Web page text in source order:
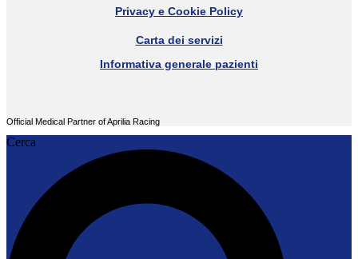
Privacy e Cookie Policy
Carta dei servizi
Informativa generale pazienti
Official Medical Partner of Aprilia Racing
Cerca